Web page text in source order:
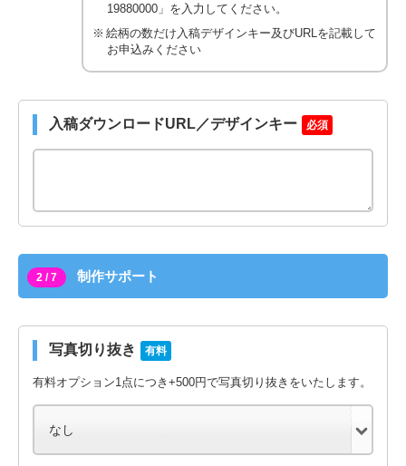
19880000」を入力してください。
絵柄の数だけ入稿デザインキー及びURLを記載して
お申込みください
入稿ダウンロードURL／デザインキー 必須
2 / 7 制作サポート
写真切り抜き 有料
有料オプション1点につき+500円で写真切り抜きをいたします。